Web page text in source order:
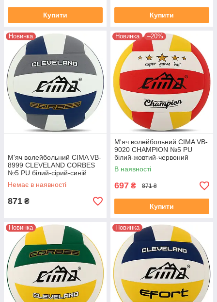
Купити Купити
Новинка
М'яч волейбольний CIMA VB-
8999 CLEVELAND CORBES
№5 PU білий-сірий-синій
Немає в наявності
871 ₴
Новинка –20%
М'яч волейбольний CIMA VB-
9020 CHAMPION №5 PU
білий-жовтий-червоний
В наявності
697 ₴ 871 ₴
Купити
Новинка Новинка